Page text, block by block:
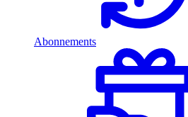
Abonnements